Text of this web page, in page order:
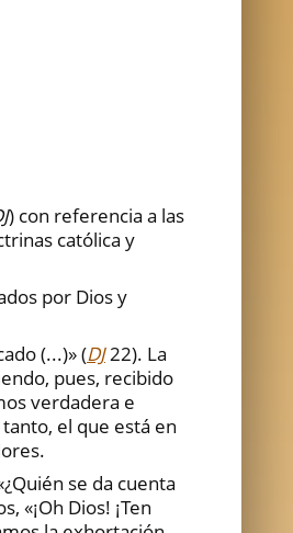
) con referencia a las
católica y
por Dios y
(...)» (DJ22). La
pues, recibido
verdadera e
el que está en
se da cuenta
«¡Oh Dios! ¡Ten